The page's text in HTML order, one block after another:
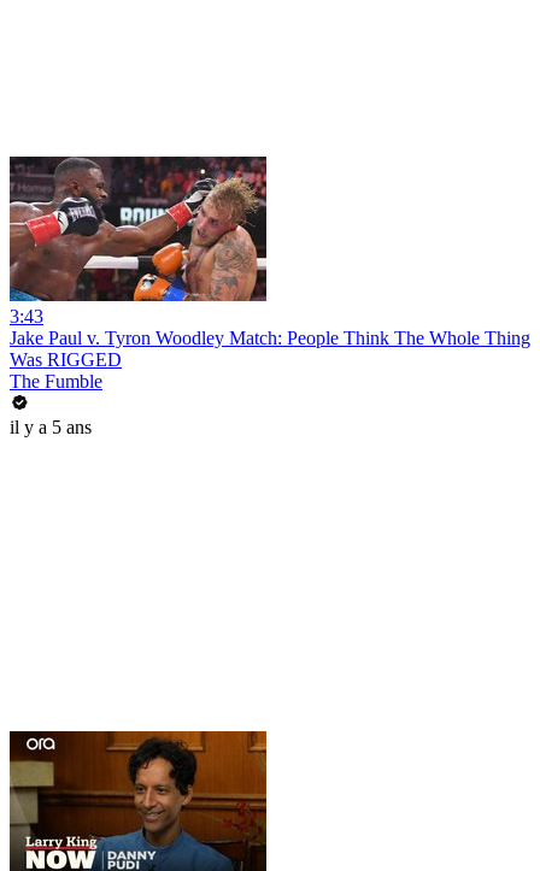
3:43
Jake Paul v. Tyron Woodley Match: People Think The Whole Thing
Was RIGGED
The Fumble
il y a 5 ans